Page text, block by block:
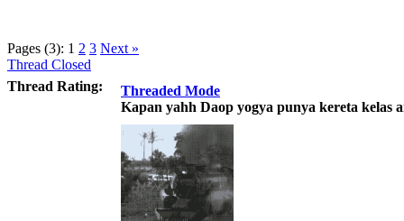
Pages (3): 1 2 3 Next »
Thread Closed
Thread Rating:
Threaded Mode
Kapan yahh Daop yogya punya kereta kelas